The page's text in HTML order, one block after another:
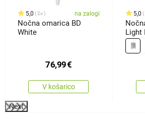
5,0 2x na zalogi
Nočna omarica BD
White
76,99€
V košarico
5,0
Light
Next